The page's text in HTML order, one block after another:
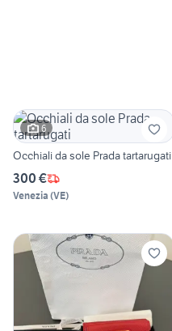
6
Occhiali da sole Prada tartarugati
300 €
Venezia (VE)